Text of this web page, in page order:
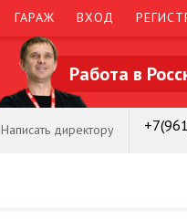
ГАРАЖ ВХОД
Работа в
Написать директору